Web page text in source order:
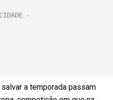
a temporada passam